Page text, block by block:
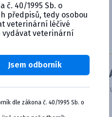
VERNOSŤ, KTORÁ
programu Cymedica
vzdelávanie a pohodu.
č. 40/1995 Sb. o
předpisů, tedy osobou
veterinární léčivé
vydávat veterinární
Jsem odborník
dle zákona č. 40/1995 Sb. o